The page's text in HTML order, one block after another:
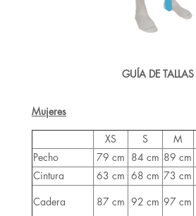
GUÍA DE TALLAS
Mujeres
XS S M
Pecho
79 cm 84 cm 89 cm
Cintura
63 cm 68 cm 73 cm
Cadera 87 cm 92 cm 97 cm